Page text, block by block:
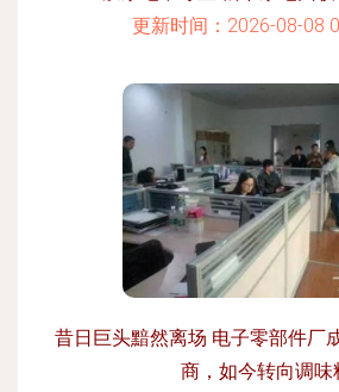
更新时间：2026-08-08
昔日巨头黯然离场 电子零部件厂
商，如今转向调味